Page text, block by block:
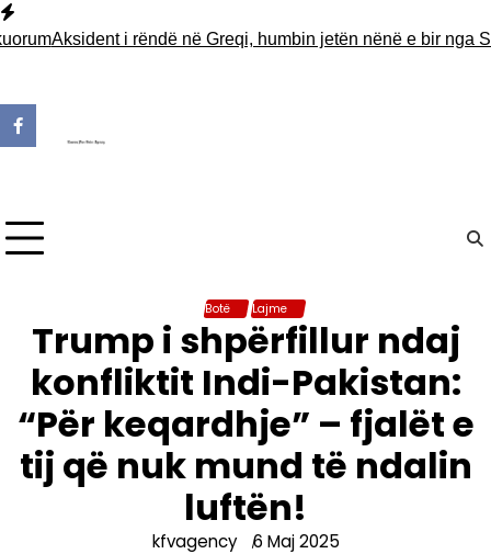
Skip
toAksident i rëndë në Greqi, humbin jetën nënë e bir nga
Botë Lajme
Trump i shpërfillur ndaj
konfliktit Indi-Pakistan:
“Për keqardhje” – fjalët e
tij që nuk mund të ndalin
luftën!
kfvagency 6 Maj 2025